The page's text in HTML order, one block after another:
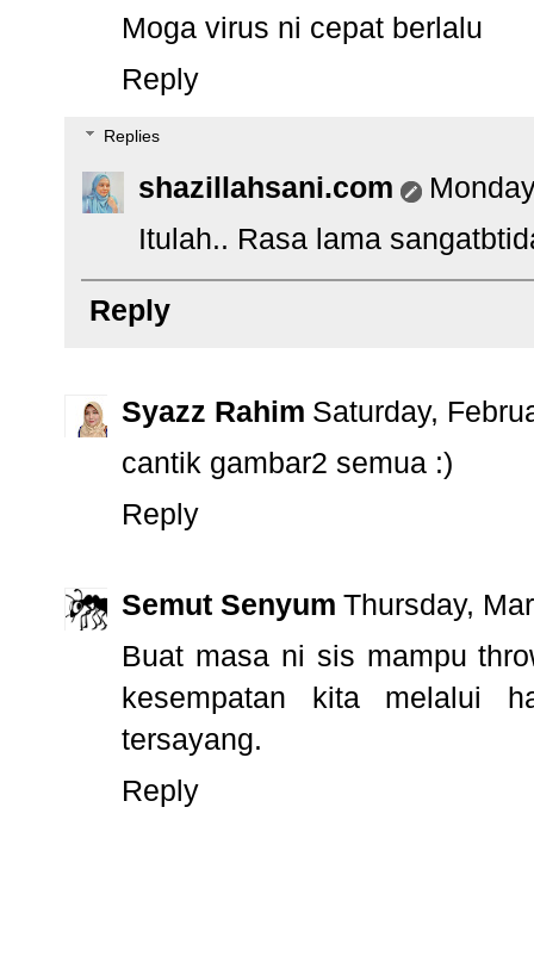
Moga virus ni cepat berlalu
Reply
Replies
shazillahsani.com
Itulah.. Rasa lama
Reply
Syazz Rahim Saturday,
cantik gambar2 semua :)
Reply
Semut Senyum Thursday,
Buat masa ni sis mampu
kesempatan kita melalui
tersayang.
Reply